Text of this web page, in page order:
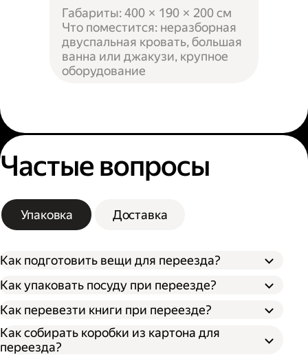
Габариты: 400 × 190 × 200 см
Что поместится: неразборная
двуспальная кровать, большая
ванна или джакузи, крупное
оборудование
Частые вопросы
Упаковка Доставка
Как подготовить вещи для переезда?
Сначала упакуйте предметы интерьера,
обувь и одежду, которые не понадобятся в
ближайшее время. Вещи, которыми
пользуетесь каждый день, собирайте в
Как упаковать посуду при переезде?
Застелите дно коробки поролоном,
синтепоном или другим мягким
материалом.
Как перевезти книги при переезде?
Сгруппируйте книги по размеру и
толщине, чтобы не повредить более тонкие
Как собирать коробки из картона для
переезда?